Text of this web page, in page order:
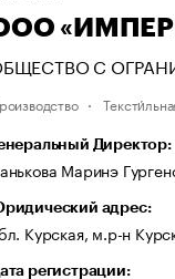
С
Директор:
Маринэ
адрес:
Курская, м.р-н
регистрации: